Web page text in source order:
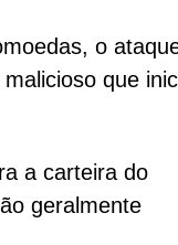
o
que
a carteira do
geralmente